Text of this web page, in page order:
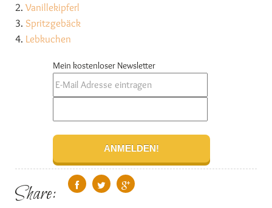
2. Vanillekipferl
3. Spritzgebäck
4. Lebkuchen
Mein kostenloser Newsletter
Share: